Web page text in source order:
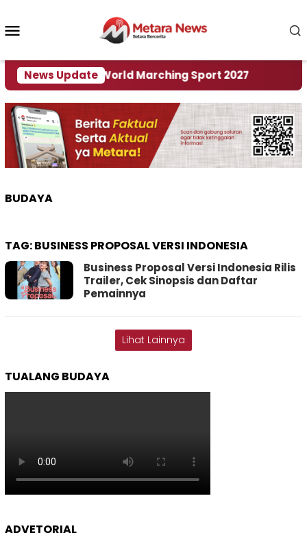
konten
News Update
Rumah World Marching Sport 2027
BUDAYA
TAG:BUSINESS PROPOSAL VERSI INDONESIA
Business Proposal Versi Indonesia Rilis
Trailer, Cek Sinopsis dan Daftar
Pemainnya
Lihat Lainnya
TUALANG BUDAYA
ADVETORIAL